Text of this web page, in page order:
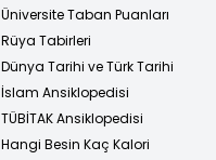
Üniversite Taban Puanları
Rüya Tabirleri
Dünya Tarihi ve Türk Tarihi
İslam Ansiklopedisi
TÜBİTAK Ansiklopedisi
Hangi Besin Kaç Kalori